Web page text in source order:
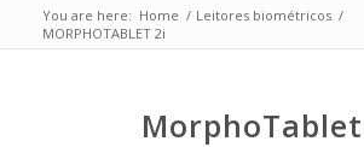
You are here: Home / Leitores biométricos /
MORPHOTABLET 2i